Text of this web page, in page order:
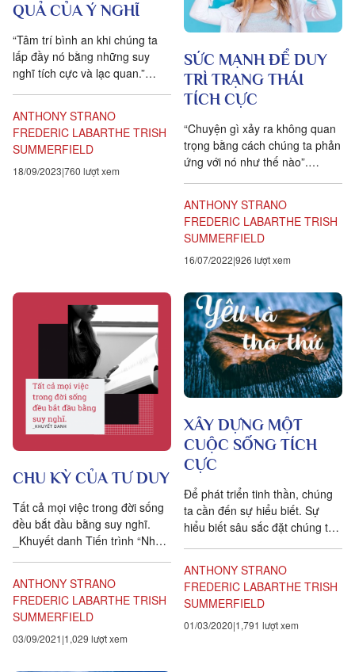
QUẢ CỦA Ý NGHĨ
“Tâm trí bình an khi chúng ta
lấp đầy nó bằng những suy
nghĩ tích cực và lạc quan.”
ANTHONY STRANO
FREDERIC LABARTHE TRISH
SUMMERFIELD
18/09/2023 760 lượt xem
SỨC MẠNH ĐỂ DUY
TRÌ TRẠNG THÁI
TÍCH CỰC
“Chuyện gì xảy ra không quan
trọng bằng cách chúng ta phản
ứng với nó như thế nào”.
cái nhìn tích...
ANTHONY STRANO
FREDERIC LABARTHE TRISH
SUMMERFIELD
16/07/2022 926 lượt xem
CHU KỲ CỦA TƯ DUY
Tất cả mọi việc trong đời sống
đều bắt đầu bằng suy nghĩ.
_Khuyết danh Tiến trình “Nhận
ANTHONY STRANO
FREDERIC LABARTHE TRISH
SUMMERFIELD
03/09/2021 1,029 lượt xem
XÂY DỰNG MỘT
CUỘC SỐNG TÍCH
CỰC
Để phát triển tinh thần, chúng
ta cần đến sự hiểu biết. Sự
hiểu biết sâu sắc đặt chúng ta
ANTHONY STRANO
FREDERIC LABARTHE TRISH
SUMMERFIELD
01/03/2020 1,791 lượt xem